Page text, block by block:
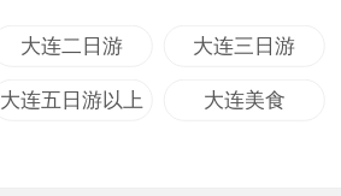
大连二日游 大连三日游
大连五日游以上 大连美食